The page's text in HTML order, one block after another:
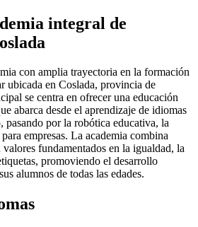
integral de
con amplia trayectoria en la formación
ubicada en Coslada, provincia de
se centra en ofrecer una educación
abarca desde el aprendizaje de idiomas
pasando por la robótica educativa, la
empresas. La academia combina
fundamentados en la igualdad, la
promoviendo el desarrollo
alumnos de todas las edades.